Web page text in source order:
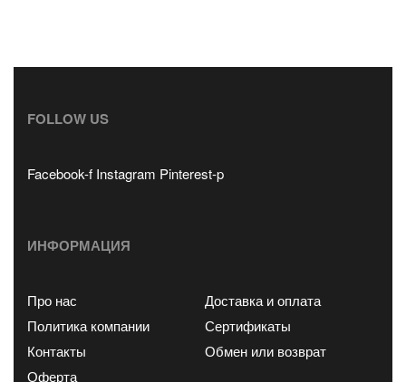
FOLLOW US
Facebook-f Instagram Pinterest-p
ИНФОРМАЦИЯ
Про нас
Доставка и оплата
Политика компании
Сертификаты
Контакты
Обмен или возврат
Оферта